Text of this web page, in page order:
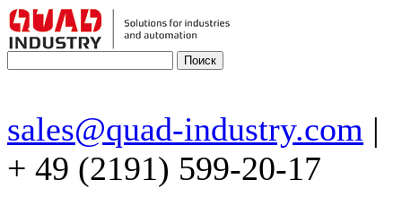
sales@quad-industry.com |
+ 49 (2191) 599-20-17